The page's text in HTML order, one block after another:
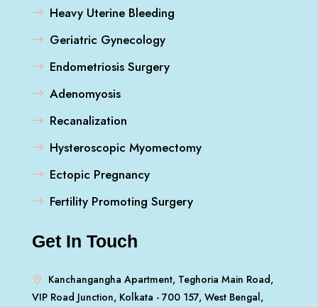
Heavy Uterine Bleeding
Geriatric Gynecology
Endometriosis Surgery
Adenomyosis
Recanalization
Hysteroscopic Myomectomy
Ectopic Pregnancy
Fertility Promoting Surgery
Get In Touch
Kanchangangha Apartment, Teghoria Main Road,
VIP Road Junction, Kolkata - 700 157, West Bengal,